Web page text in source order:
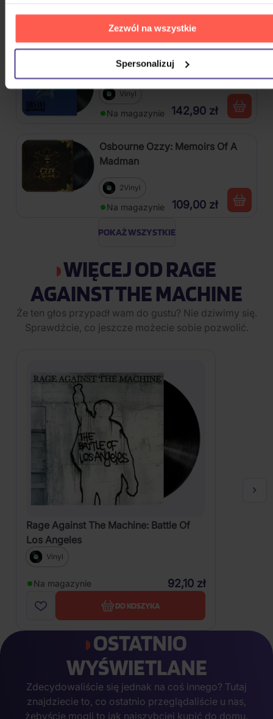
Zezwól na wszystkie
Spersonalizuj
2CD
Na magazynie 48,80 zł
Nirvana: Nevermind
Vinyl
Na magazynie 142,90 zł
Osbourne Ozzy: Memoirs Of A
Madman
2Vinyl
Na magazynie 109,00 zł
POKAŻ WSZYSTKIE
WIĘCEJ OD RAGE
AGAINST THE MACHINE
Że ten głos przypadł wam do gustu? Nie dziwimy się.
Sprawdźcie, co jeszcze możecie sobie pozwolić.
Rage Against The Machine: Battle Of
Los Angeles
Vinyl
Na magazynie 92,10 zł
DO KOSZYKA
OSTATNIO
WYŚWIETLANE
Zdecydowaliście się jednak na coś innego? Tutaj
znajdziecie to, co ostatnio przeglądaliście u nas,
żebyście mogli to jak najszybciej kupić do domu.